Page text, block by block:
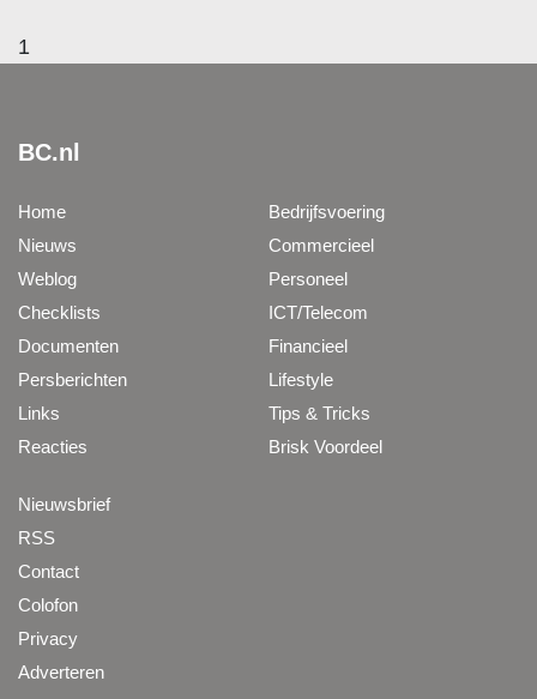
1
BC.nl
Home
Nieuws
Weblog
Checklists
Documenten
Persberichten
Links
Reacties
Bedrijfsvoering
Commercieel
Personeel
ICT/Telecom
Financieel
Lifestyle
Tips & Tricks
Brisk Voordeel
Nieuwsbrief
RSS
Contact
Colofon
Privacy
Adverteren